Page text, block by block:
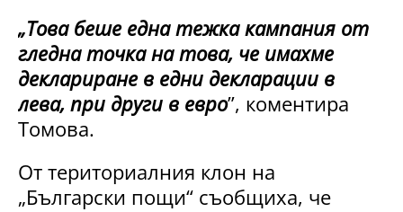
„Това беше една тежка кампания от
гледна точка на това, че имахме
деклариране в едни декларации в
лева, при други в евро”, коментира
Томова.
От териториалния клон на
„Български пощи“ съобщиха, че